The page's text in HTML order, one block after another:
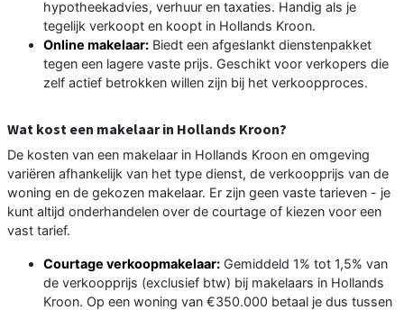
hypotheekadvies, verhuur en taxaties. Handig als je
tegelijk verkoopt en koopt in Hollands Kroon.
Online makelaar: Biedt een afgeslankt dienstenpakket
tegen een lagere vaste prijs. Geschikt voor verkopers die
zelf actief betrokken willen zijn bij het verkoopproces.
Wat kost een makelaar in Hollands Kroon?
De kosten van een makelaar in Hollands Kroon en omgeving
variëren afhankelijk van het type dienst, de verkoopprijs van de
woning en de gekozen makelaar. Er zijn geen vaste tarieven - je
kunt altijd onderhandelen over de courtage of kiezen voor een
vast tarief.
Courtage verkoopmakelaar: Gemiddeld 1% tot 1,5% van
de verkoopprijs (exclusief btw) bij makelaars in Hollands
Kroon. Op een woning van €350.000 betaal je dus tussen